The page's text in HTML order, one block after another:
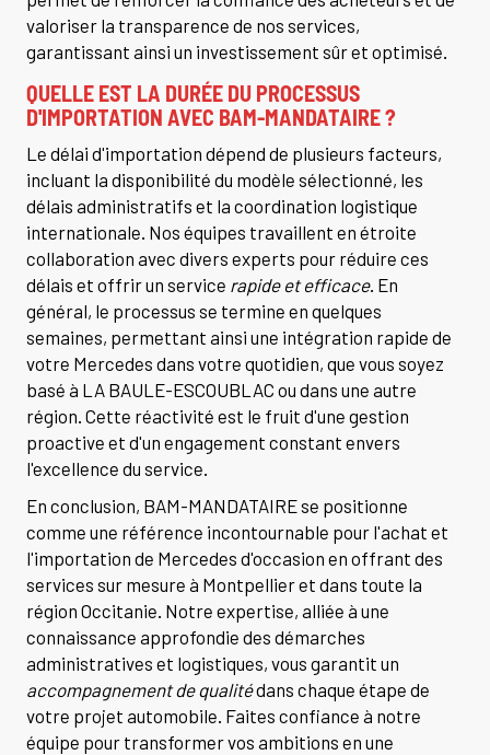
valoriser la transparence de nos services,
garantissant ainsi un investissement sûr et optimisé.
QUELLE EST LA DURÉE DU PROCESSUS
D'IMPORTATION AVEC BAM-MANDATAIRE ?
Le délai d'importation dépend de plusieurs facteurs,
incluant la disponibilité du modèle sélectionné, les
délais administratifs et la coordination logistique
internationale. Nos équipes travaillent en étroite
collaboration avec divers experts pour réduire ces
délais et offrir un service rapide et efficace. En
général, le processus se termine en quelques
semaines, permettant ainsi une intégration rapide de
votre Mercedes dans votre quotidien, que vous soyez
basé à LA BAULE-ESCOUBLAC ou dans une autre
région. Cette réactivité est le fruit d'une gestion
proactive et d'un engagement constant envers
l'excellence du service.
En conclusion, BAM-MANDATAIRE se positionne
comme une référence incontournable pour l'achat et
l'importation de Mercedes d'occasion en offrant des
services sur mesure à Montpellier et dans toute la
région Occitanie. Notre expertise, alliée à une
connaissance approfondie des démarches
administratives et logistiques, vous garantit un
accompagnement de qualitédans chaque étape de
votre projet automobile. Faites confiance à notre
équipe pour transformer vos ambitions en une